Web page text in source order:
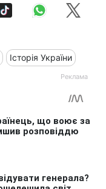
Історія України